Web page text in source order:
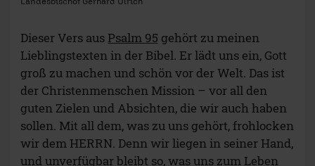
Dieser Vers aus Psalm 95 gehört zu meinen
Lieblingstexten in der Bibel. Er lädt uns ein, Gott
groß zu machen und schön vor der Welt. Das ist
der Christenmenschen Mission – vor all den
guten Zielen und Absichten, die wir auch haben
sollen. Mit all dem, was zu uns gehört, frohlocken
wir dem HERRN. Denn wir liegen in seiner Hand,
und unverfügbar bleibt so, was uns zum Leben